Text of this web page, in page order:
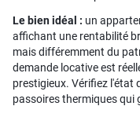
Le bien idéal : un
affichant une rentabilité
mais différemment du
demande locative est
prestigieux. Vérifiez l'état
passoires thermiques qui